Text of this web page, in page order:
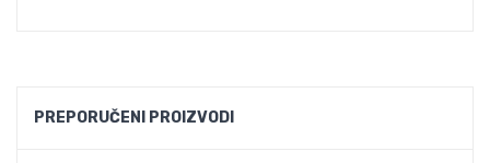
PREPORUČENI PROIZVODI